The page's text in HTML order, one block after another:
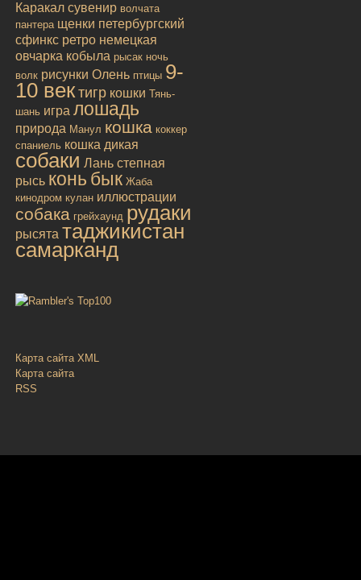
Каракал сувенир волчата
пантера щенки петербургский
сфинкс ретро немецкая
овчарка кобыла рысак ночь
волк рисунки Олень птицы 9-
10 век тигр кошки Тянь-
шань игра лошадь
природа Манул кошка коккер
спаниель кошка дикая
собаки Лань степная
рысь конь бык Жаба
кинодром кулан иллюстрации
собака грейхаунд рудаки
рысята таджикистан
самарканд
Карта сайта XML
Карта сайта
RSS